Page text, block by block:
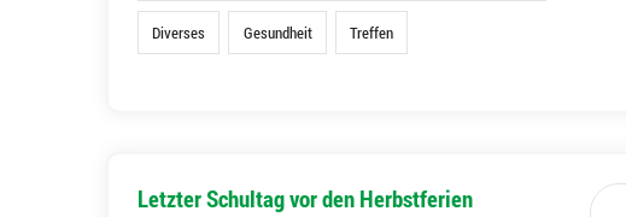
Diverses Gesundheit Treffen
Letzter Schultag vor den Herbstferien